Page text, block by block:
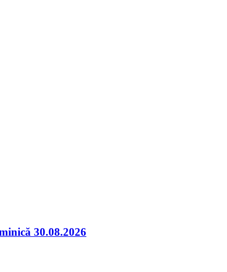
30.08.2026